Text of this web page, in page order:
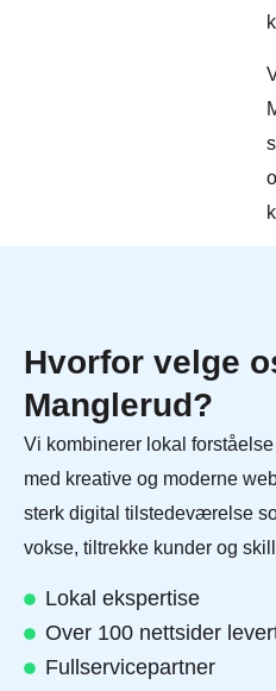
Hvorfor velge
Manglerud?
Vi kombinerer lokal
med kreative og moderne
sterk digital tilstedeværelse
vokse, tiltrekke kunder og
Lokal ekspertise
Over 100 nettsider
Fullservicepartner